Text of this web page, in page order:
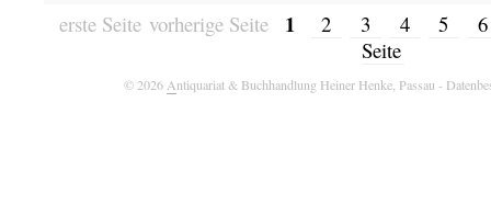
erste Seite vorherige Seite 1 2 3 4 5
Seite
© 2026Antiquariat & Buchhandlung Heiner Henke, Passau -